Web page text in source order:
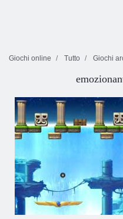
Giochi online Tutto Giochi